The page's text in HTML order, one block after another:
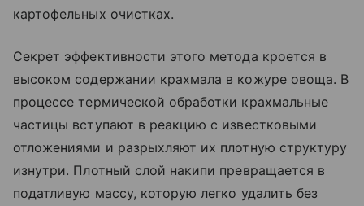
картофельных очистках.
Секрет эффективности этого метода кроется в
высоком содержании крахмала в кожуре овоща. В
процессе термической обработки крахмальные
частицы вступают в реакцию с известковыми
отложениями и разрыхляют их плотную структуру
изнутри. Плотный слой накипи превращается в
податливую массу, которую легко удалить без